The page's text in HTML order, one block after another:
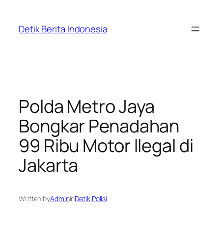
content
Detik Berita Indonesia
Polda Metro Jaya
Bongkar Penadahan
99 Ribu Motor Ilegal di
Jakarta
Written byAdmininDetik Polisi